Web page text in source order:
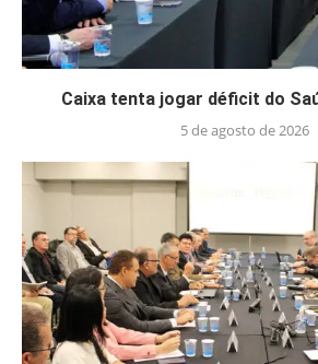
Caixa tenta jogar déficit do
5 de agosto de 2026